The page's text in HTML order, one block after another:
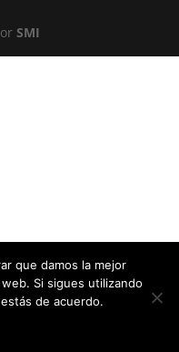
SMI
que damos la mejor
Si sigues utilizando
de acuerdo.